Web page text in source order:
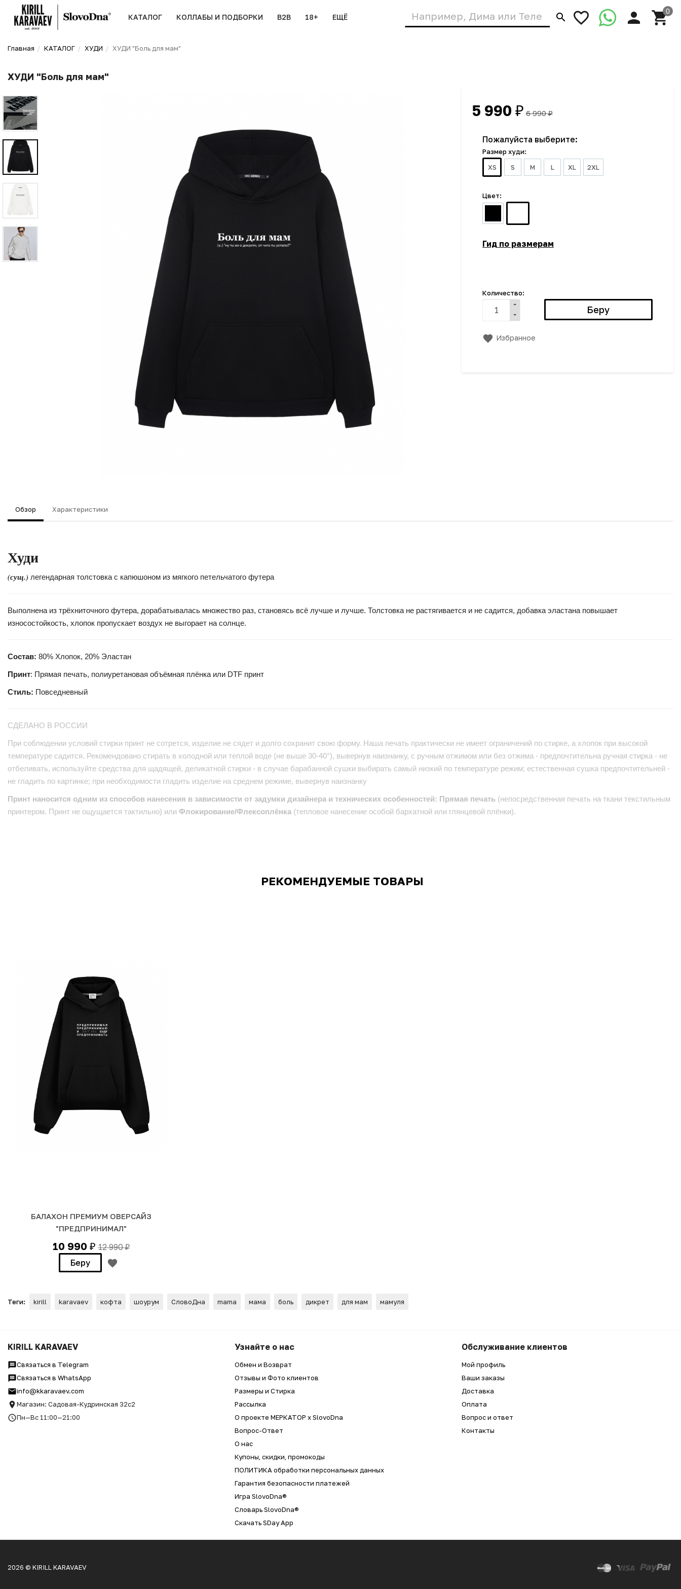
КАТАЛОГ КОЛЛАБЫ И ПОДБОРКИ B2B 18+ ЕЩЁ
Главная КАТАЛОГ ХУДИ ХУДИ "Боль для мам"
ХУДИ "Боль для мам"
5 990 ₽ 6 990₽
Пожалуйста выберите:
Размер худи:
XS
S M L XL 2XL
Цвет:
Гид по размерам
Количество:
Избранное
Обзор Характеристики
Худи
(сущ.) легендарная толстовка с капюшоном из мягкого петельчатого футера
Выполнена из трёхниточного футера, дорабатывалась множество раз, становясь всё лучше и лучше. Толстовка не растягивается и не садится, добавка эластана повышает
износостойкость, хлопок пропускает воздух не выгорает на солнце.
Состав: 80% Хлопок, 20% Эластан
Принт: Прямая печать, полиуретановая объёмная плёнка или DTF принт
Стиль: Повседневный
СДЕЛАНО В РОССИИ
При соблюдении условий стирки принт не сотрется, изделие не сядет и долго сохранит свою форму. Наша печать практически не имеет ограничений по стирке, а хлопок при высокой
температуре садится. Рекомендовано стирать в холодной или теплой воде (не выше 30-40°), вывернув наизнанку, с ручным отжимом или без отжима - предпочтительна ручная стирка - не
отбеливать, используйте средства для щадящей, деликатной стирки - в случае барабанной сушки выбирать самый низкий по температуре режим; естественная сушка предпочтительней -
не гладить по картинке; при необходимости гладить изделие на среднем режиме, вывернув наизнанку
Принт наносится одним из способов нанесения в зависимости от задумки дизайнера и технических особенностей: Прямая печать (непосредственная печать на ткани текстильным
принтером. Принт не ощущается тактильно) или Флокирование/Флексоплёнка (тепловое нанесение особой бархатной или глянцевой плёнки).
РЕКОМЕНДУЕМЫЕ ТОВАРЫ
БАЛАХОН ПРЕМИУМ ОВЕРСАЙЗ
"ПРЕДПРИНИМАЛ"
10 990 ₽ 12 990₽
Беру
Теги: kirill karavaev кофта шоурум СловоДна mama мама боль дикрет для мам мамуля
KIRILL KARAVAEV
Связаться в Telegram
Связаться в WhatsApp
info@kkaravaev.com
Магазин: Садовая-Кудринская 32с2
Пн—Вс 11:00—21:00
Узнайте о нас
Обмен и Возврат
Отзывы и Фото клиентов
Размеры и Стирка
Рассылка
О проекте МЕРКАТОР x SlovoDna
Вопрос-Ответ
О нас
Купоны, скидки, промокоды
ПОЛИТИКА обработки персональных данных
Гарантия безопасности платежей
Игра SlovoDna®
Словарь SlovoDna®
Скачать SDay App
Обслуживание клиентов
Мой профиль
Ваши заказы
Доставка
Оплата
Вопрос и ответ
Контакты
2026 © KIRILL KARAVAEV